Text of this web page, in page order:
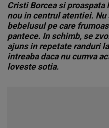
Cristi Borcea si
nou in centrul atentiei.
bebelusul pe care
pantece. In schimb, se
ajuns in repetate randuri
intreaba daca nu cumva
loveste sotia.